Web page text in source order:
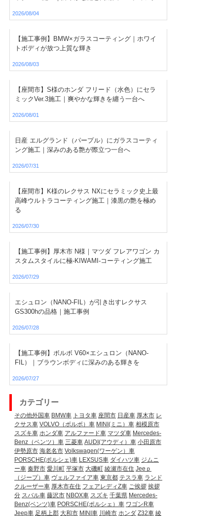
2026/08/04
【施工事例】BMW×ガラスコーティング｜ホワイ
トボディが放つ上質な輝き
2026/08/03
【座間市】S様のホンダ フリード（水色）にセラ
ミックVer.3施工｜爽やかな輝きを纏う一台へ
2026/08/01
日産 エルグランド（パープル）にガラスコーティ
ング施工｜深みのある艶が際立つ一台へ
2026/07/31
【座間市】K様のレクサス NXにセラミック史上最
高峰ウルトラコーティング施工｜漆黒の艶を極め
る
2026/07/30
【施工事例】厚木市 N様｜マツダ フレアワゴン カ
スタムスタイルに極-KIWAMI-コーティング施工
2026/07/29
エシュロン（NANO-FIL）が引き出すレクサス
GS300hの品格｜施工事例
2026/07/28
【施工事例】ボルボ V60×エシュロン（NANO-
FIL）｜ブラウンボディに深みのある輝きを
2026/07/27
カテゴリー
その他外国車 BMW車 トヨタ車 座間市 日産車 厚木市 レ
クサス車 VOLVO（ボルボ）車 MINI(ミニ）車 相模原市
スズキ車 ホンダ車 アルファード車 マツダ車 Mercedes-
Benz（ベンツ）車 三菱車 AUDI(アウディ）車 小田原市
伊勢原市 海老名市 Volkswagen(ワーゲン）車
PORSCHE(ポルシェ)車 LEXSUS車 ダイハツ車 ジムニ
ー車 秦野市 愛川町 平塚市 大磯町 綾瀬市在住 Jeeｐ
（ジープ）車 ヴェルファイア車 東京都 テスラ車 ランド
クルーザー車 厚木市在住 フェアレディZ車 ご挨拶 挨拶
分 スバル車 藤沢市 NBOX車 スズキ 千葉県 Mercedes-
Benz(ベンツ)車 PORSCHE(ポルシェ）車 ワゴンR車
Jeep車 足柄上郡 大和市 MINI車 川崎市 ホンダ Z32車 綾